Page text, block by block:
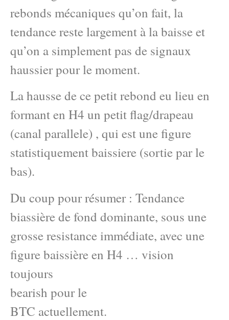
rebonds mécaniques qu’on fait, la
tendance reste largement à la baisse et
qu’on a simplement pas de signaux
haussier pour le moment.
La hausse de ce petit rebond eu lieu en
formant en H4 un petit flag/drapeau
(canal parallele) , qui est une figure
statistiquement baissiere (sortie par le
bas).
Du coup pour résumer : Tendance
biassière de fond dominante, sous une
grosse resistance immédiate, avec une
figure baissière en H4 … vision
toujours
bearish pour le
BTC actuellement.